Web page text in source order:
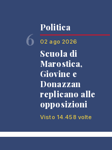
6
Politica
02 ago 2026
Scuola di
Marostica,
Giovine e
Donazzan
replicano alle
opposizioni
Visto 14.458 volte